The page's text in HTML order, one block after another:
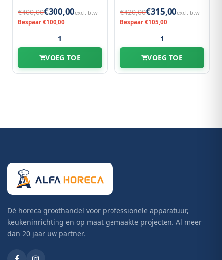
€400,00€300,00excl. btw
Bespaar €100,00
VOEG TOE
€420,00€315,00excl. btw
Bespaar €105,00
VOEG TOE
Dé horeca groothandel voor professionele apparatuur,
keukeninrichting en op maat gemaakte projecten. Al meer
dan 20 jaar uw partner.